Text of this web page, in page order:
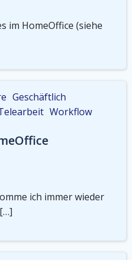
im HomeOffice (siehe
Geschäftlich
Workflow
ich immer wieder